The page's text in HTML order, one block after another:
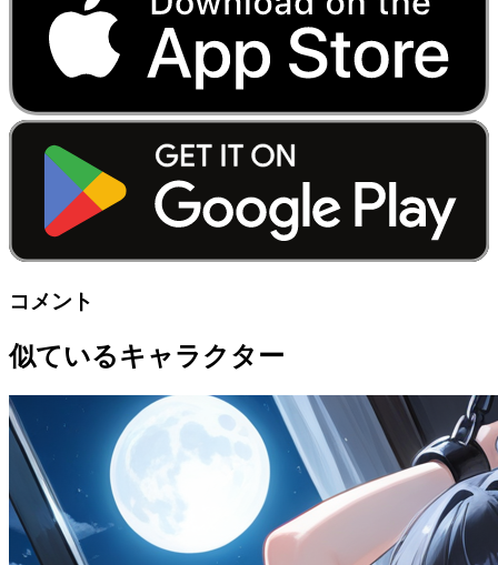
コメント
似ているキャラクター